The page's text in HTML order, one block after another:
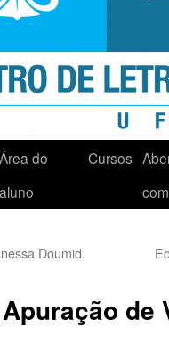
Área do
aluno
Cursos
Doumid
de